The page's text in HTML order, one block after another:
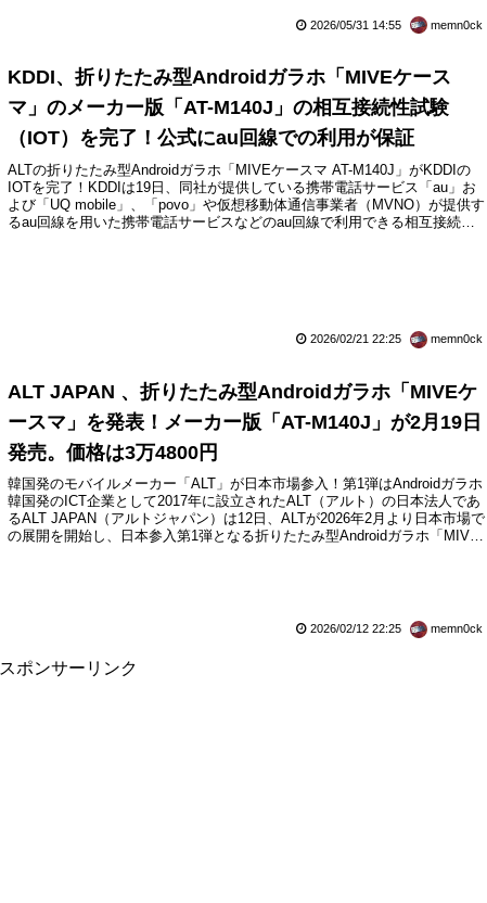
フリーモデル」）を販売するau公式ブランド「au Flex Style」にて202...
2026/05/31 14:55 memn0ck
KDDI、折りたたみ型Androidガラホ「MIVEケース
マ」のメーカー版「AT-M140J」の相互接続性試験
（IOT）を完了！公式にau回線での利用が保証
ALTの折りたたみ型Androidガラホ「MIVEケースマ AT-M140J」がKDDIの
IOTを完了！KDDIは19日、同社が提供している携帯電話サービス「au」お
よび「UQ mobile」、「povo」や仮想移動体通信事業者（MVNO）が提供す
るau回線を用いた携帯電話サービスなどのau回線で利用できる相互接続性
2026/02/21 22:25 memn0ck
ALT JAPAN 、折りたたみ型Androidガラホ「MIVEケ
ースマ」を発表！メーカー版「AT-M140J」が2月19日
発売。価格は3万4800円
韓国発のモバイルメーカー「ALT」が日本市場参入！第1弾はAndroidガラホ
韓国発のICT企業として2017年に設立されたALT（アルト）の日本法人であ
るALT JAPAN（アルトジャパン）は12日、ALTが2026年2月より日本市場で
の展開を開始し、日本参入第1弾となる折りたたみ型Androidガラホ「MIVE
2026/02/12 22:25 memn0ck
スポンサーリンク